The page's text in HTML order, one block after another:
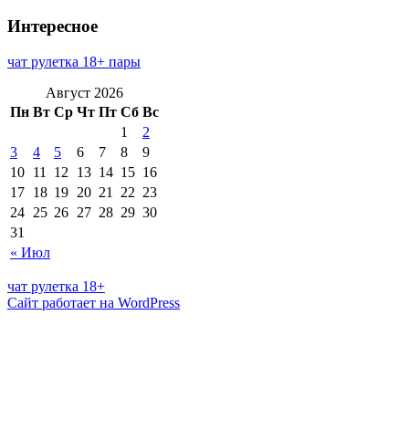
Интересное
чат рулетка 18+ пары
Август 2026
Пн Вт Ср Чт Пт Сб Вс
« Июл
1
2
3
4 5 6 7 8
9
10 11 12 13 14 15 16
17 18 19 20 21 22 23
24 25 26 27 28 29 30
31
чат рулетка 18+
Сайт работает на WordPress